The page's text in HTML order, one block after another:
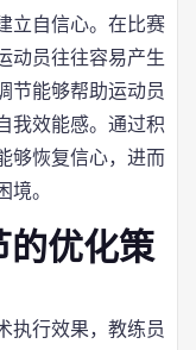
立自信心。在比赛
动员往往容易产生
节能够帮助运动员
我效能感。通过积
够恢复信心，进而
。
的优化策
执行效果，教练员